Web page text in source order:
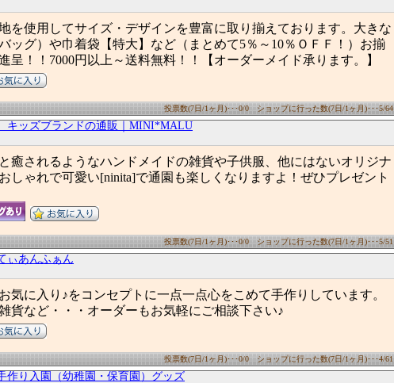
を使用してサイズ・デザインを豊富に取り揃えております。大きな
ッグ）や巾着袋【特大】など（まとめて5％～10％ＯＦＦ！）お揃
呈！！7000円以上～送料無料！！【オーダーメイド承ります。】
投票数(7日/1ヶ月)･･･0/0 ショップに行った数(7日/1ヶ月)･･･5/64
キッズブランドの通販｜MINI*MALU
癒されるようなハンドメイドの雑貨や子供服、他にはないオリジナ
しゃれで可愛い[ninita]で通園も楽しくなりますよ！ぜひプレゼント
投票数(7日/1ヶ月)･･･0/0 ショップに行った数(7日/1ヶ月)･･･5/51
あんふぁん
気に入り♪をコンセプトに一点一点心をこめて手作りしています。
貨など・・・オーダーもお気軽にご相談下さい♪
投票数(7日/1ヶ月)･･･0/0 ショップに行った数(7日/1ヶ月)･･･4/61
作り入園（幼稚園・保育園）グッズ